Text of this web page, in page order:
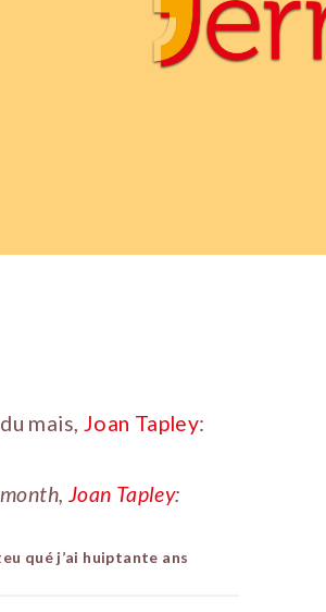
mais, Joan Tapley:
Joan Tapley:
qué j’ai huiptante ans